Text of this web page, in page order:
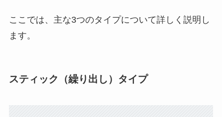
ここでは、主な3つのタイプについて詳しく説明し
ます。
スティック（繰り出し）タイプ